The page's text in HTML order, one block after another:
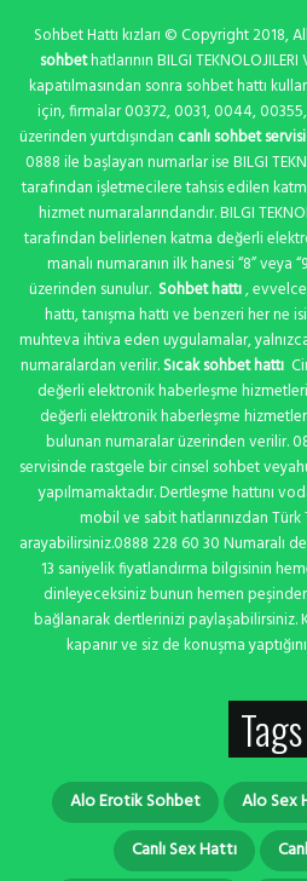
Sohbet Hattı kızları © Copyright 2018,
sohbethatlarının BILGI TEKNOLOJILERI
kapatılmasından sonra sohbet hattı
için, firmalar 00372, 0031, 0044,
üzerinden yurtdışından canlı sohbet
0888 ile başlayan numarlar ise BILGI
tarafından işletmecilere tahsis edilen
hizmet numaralarındandır. BILGI
tarafından belirlenen katma değerli
manalı numaranın ilk hanesi “8” veya
üzerinden sunulur. Sohbet hattı, evvelce
hattı, tanışma hattı ve benzeri her ne
muhteva ihtiva eden uygulamalar,
numaralardan verilir.Sıcak sohbet hattı
değerli elektronik haberleşme
değerli elektronik haberleşme
bulunan numaralar üzerinden verilir.
servisinde rastgele bir cinsel sohbet
yapılmamaktadır. Dertleşme hattını
mobil ve sabit hatlarınızdan
arayabilirsiniz.0888 228 60 30 Numaralı
13 saniyelik fiyatlandırma bilgisinin
dinleyeceksiniz bunun hemen
bağlanarak dertlerinizi paylaşabilirsiniz.
kapanır ve siz de konuşma
Tags
Alo Erotik Sohbet Alo Sex
Canlı Sex Hattı